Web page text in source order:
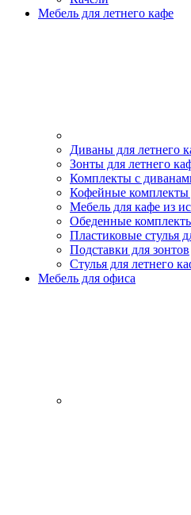
Мебель для летнего кафе
Диваны для летнего
Зонты для летнего
Комплекты с
Кофейные комплекты
Мебель для кафе из
Обеденные
Пластиковые стулья
Подставки для зонтов
Стулья для летнего
Мебель для офиса